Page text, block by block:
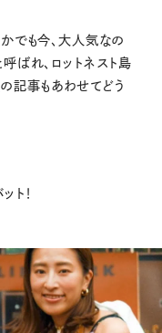
かでも今、大人気なの
ばれ、ロットネスト島
の記事もあわせてどう
ト！